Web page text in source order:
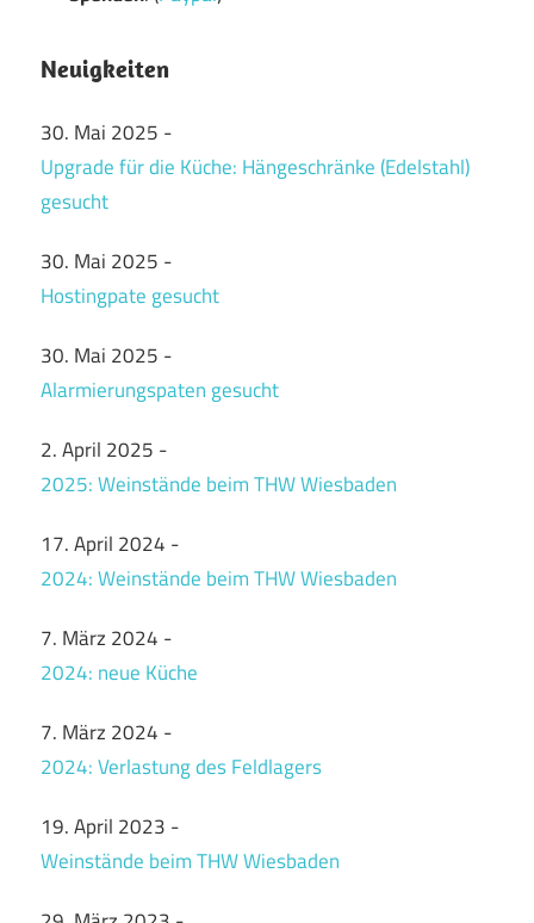
Neuigkeiten
30. Mai 2025 -
Upgrade für die Küche: Hängeschränke (Edelstahl)
gesucht
30. Mai 2025 -
Hostingpate gesucht
30. Mai 2025 -
Alarmierungspaten gesucht
2. April 2025 -
2025: Weinstände beim THW Wiesbaden
17. April 2024 -
2024: Weinstände beim THW Wiesbaden
7. März 2024 -
2024: neue Küche
7. März 2024 -
2024: Verlastung des Feldlagers
19. April 2023 -
Weinstände beim THW Wiesbaden